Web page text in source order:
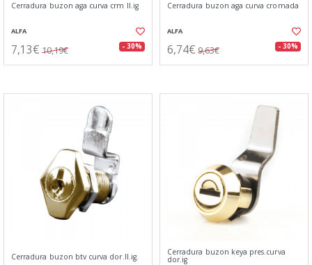
Cerradura buzon aga curva crm ll.ig
ALFA
7,13€ 10,19€ - 30%
Cerradura buzon aga curva cromada
ALFA
6,74€ 9,63€ - 30%
Cerradura buzon btv curva dor.ll.ig. Cerradura buzon keya pres.curva
dor.ig